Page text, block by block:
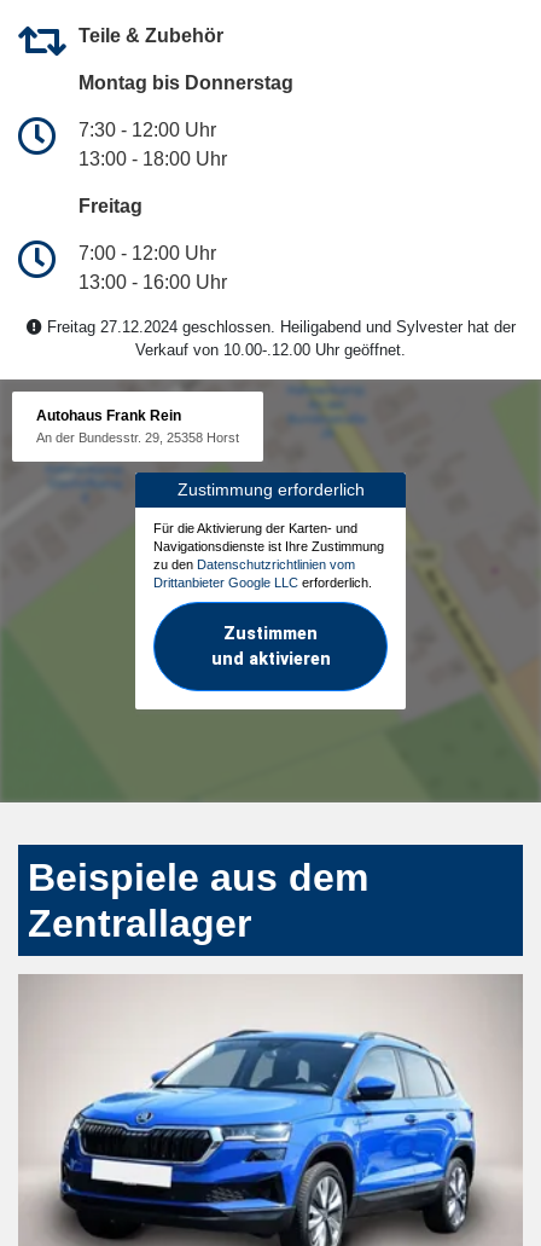
Teile & Zubehör
Montag bis Donnerstag
7:30 - 12:00 Uhr
13:00 - 18:00 Uhr
Freitag
7:00 - 12:00 Uhr
13:00 - 16:00 Uhr
Freitag 27.12.2024 geschlossen. Heiligabend und Sylvester hat der
Verkauf von 10.00-.12.00 Uhr geöffnet.
Autohaus Frank Rein
An der Bundesstr. 29, 25358 Horst
Zustimmung erforderlich
Für die Aktivierung der Karten- und
Navigationsdienste ist Ihre Zustimmung
zu den Datenschutzrichtlinien vom
Drittanbieter Google LLC erforderlich.
Zustimmen
und aktivieren
Beispiele aus dem
Zentrallager